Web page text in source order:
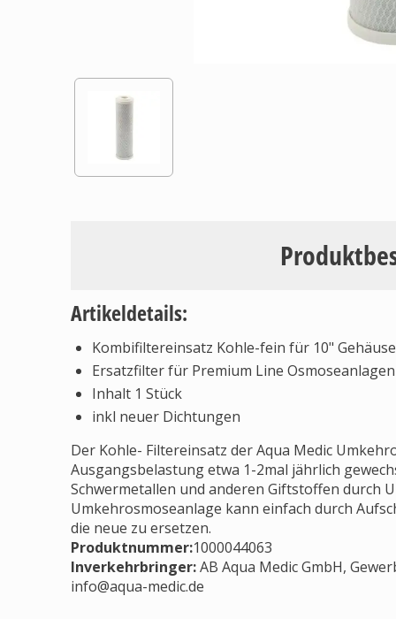
Artikeldetails:
Kombifiltereinsatz Kohle-fein für 10" Gehäuse
Ersatzfilter für Premium Line Osmoseanlagen
Inhalt 1 Stück
inkl neuer Dichtungen
Der Kohle- Filtereinsatz der Aqua Medic
Ausgangsbelastung etwa 1-2mal jährlich
Schwermetallen und anderen Giftstoffen durch
Umkehrosmoseanlage kann einfach durch
die neue zu ersetzen.
Produktnummer:1000044063
Inverkehrbringer:AB Aqua Medic GmbH,
info@aqua-medic.de